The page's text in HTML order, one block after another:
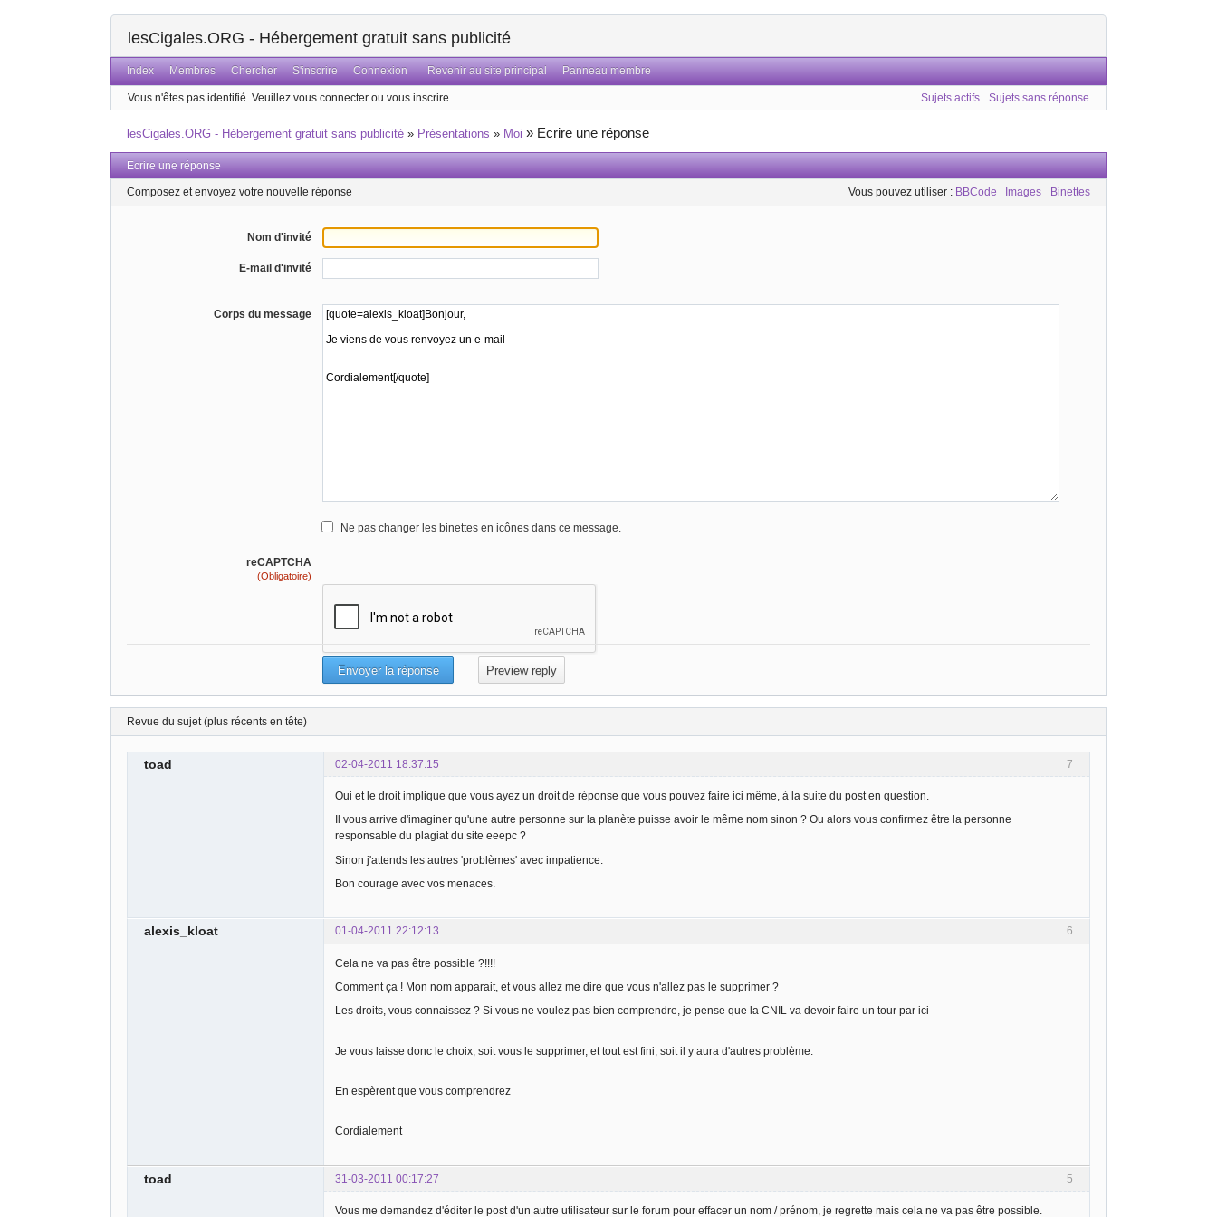
lesCigales.ORG - Hébergement gratuit sans publicité
Index Membres Chercher S'inscrire Connexion Revenir au site principal Panneau membre
Vous n'êtes pas identifié. Veuillez vous connecter ou vous inscrire. Sujets actifs Sujets sans réponse
lesCigales.ORG - Hébergement gratuit sans publicité » Présentations » Moi » Ecrire une réponse
Ecrire une réponse
Composez et envoyez votre nouvelle réponse Vous pouvez utiliser : BBCode Images Binettes
Nom d'invité
E-mail d'invité
Corps du message
Ne pas changer les binettes en icônes dans ce message.
reCAPTCHA
(Obligatoire)
Revue du sujet (plus récents en tête)
7
toad 02-04-2011 18:37:15
Oui et le droit implique que vous ayez un droit de réponse que vous pouvez faire ici même, à la suite du post en question.
Il vous arrive d'imaginer qu'une autre personne sur la planète puisse avoir le même nom sinon ? Ou alors vous confirmez être la personne
responsable du plagiat du site eeepc ?
Sinon j'attends les autres 'problèmes' avec impatience.
Bon courage avec vos menaces.
6
alexis_kloat 01-04-2011 22:12:13
Cela ne va pas être possible ?!!!!
Comment ça ! Mon nom apparait, et vous allez me dire que vous n'allez pas le supprimer ?
Les droits, vous connaissez ? Si vous ne voulez pas bien comprendre, je pense que la CNIL va devoir faire un tour par ici
Je vous laisse donc le choix, soit vous le supprimer, et tout est fini, soit il y aura d'autres problème.
En espèrent que vous comprendrez
Cordialement
5
toad 31-03-2011 00:17:27
Vous me demandez d'éditer le post d'un autre utilisateur sur le forum pour effacer un nom / prénom, je regrette mais cela ne va pas être possible.